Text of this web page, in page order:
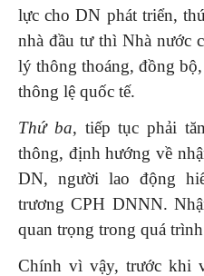
lực cho DN phát triển,
nhà đầu tư thì Nhà nước
lý thông thoáng, đồng
thông lệ quốc tế.
Thứ ba, tiếp tục phải
thông, định hướng về
DN, người lao động
trương CPH DNNN.
quan trọng trong quá
Chính vì vậy, trước khi